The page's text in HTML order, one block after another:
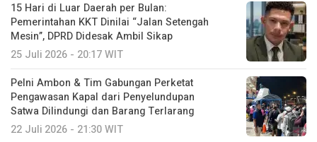
15 Hari di Luar Daerah per Bulan:
Pemerintahan KKT Dinilai “Jalan Setengah
Mesin”, DPRD Didesak Ambil Sikap
25 Juli 2026 - 20:17 WIT
Pelni Ambon & Tim Gabungan Perketat
Pengawasan Kapal dari Penyelundupan
Satwa Dilindungi dan Barang Terlarang
22 Juli 2026 - 21:30 WIT